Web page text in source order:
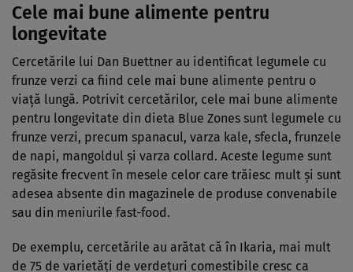
Cele mai bune alimente pentru
longevitate
Cercetările lui Dan Buettner au identificat legumele cu
frunze verzi ca fiind cele mai bune alimente pentru o
viață lungă. Potrivit cercetărilor, cele mai bune alimente
pentru longevitate din dieta Blue Zones sunt legumele cu
frunze verzi, precum spanacul, varza kale, sfecla, frunzele
de napi, mangoldul și varza collard. Aceste legume sunt
regăsite frecvent în mesele celor care trăiesc mult și sunt
adesea absente din magazinele de produse convenabile
sau din meniurile fast-food.
De exemplu, cercetările au arătat că în Ikaria, mai mult
de 75 de varietăți de verdețuri comestibile cresc ca